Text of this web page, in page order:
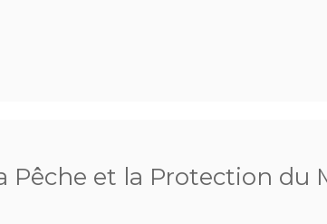
Pêche et la Protection du